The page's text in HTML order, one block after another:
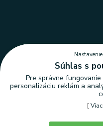
Súhlas s
Pre správne
personalizáciu reklám a
[